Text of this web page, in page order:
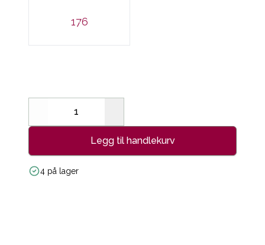
176
Decrease
Legg til handlekurv
4 på lager